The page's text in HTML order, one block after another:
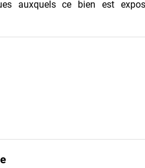
auxquels ce bien est